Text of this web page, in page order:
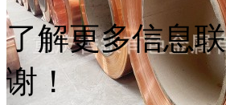
了解更多信息
谢！